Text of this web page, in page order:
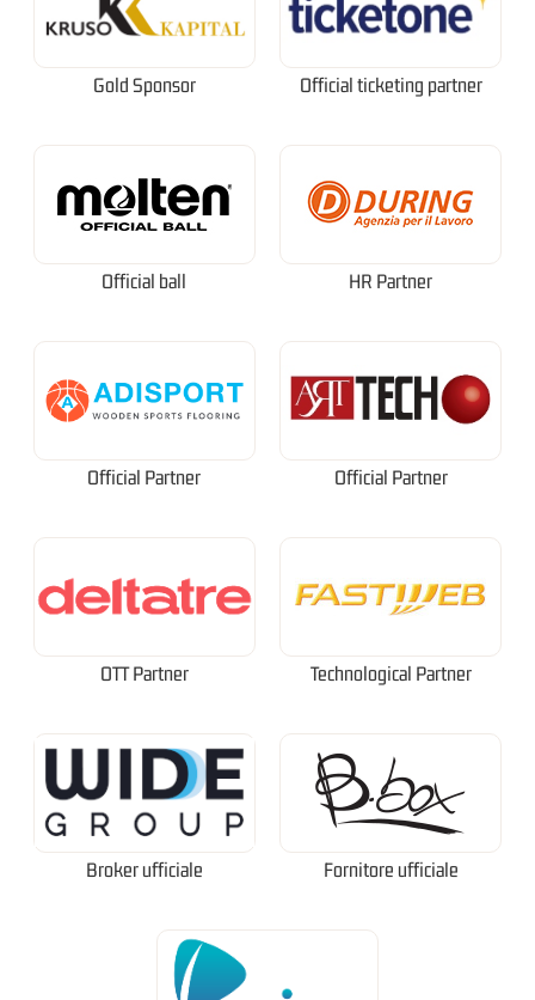
Gold Sponsor Official ticketing partner
Official ball HR Partner
Official Partner Official Partner
OTT Partner Technological Partner
Broker ufficiale Fornitore ufficiale